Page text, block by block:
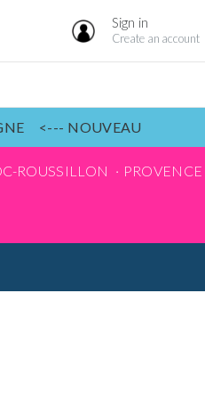
Sign in
Create an account
<--- NOUVEAU
ROUSSILLON